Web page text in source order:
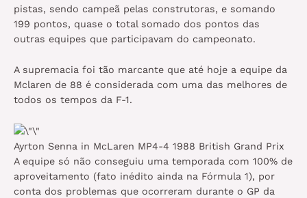
pistas, sendo campeã pelas construtoras, e somando
199 pontos, quase o total somado dos pontos das
outras equipes que participavam do campeonato.
A supremacia foi tão marcante que até hoje a equipe da
Mclaren de 88 é considerada com uma das melhores de
todos os tempos da F-1.
Ayrton Senna in McLaren MP4-4 1988 British Grand Prix
A equipe só não conseguiu uma temporada com 100% de
aproveitamento (fato inédito ainda na Fórmula 1), por
conta dos problemas que ocorreram durante o GP da